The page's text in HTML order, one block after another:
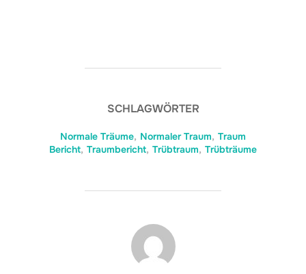
SCHLAGWÖRTER
Normale Träume, Normaler Traum, Traum
Bericht, Traumbericht, Trübtraum, Trübträume
BEITRAGSAUTOR